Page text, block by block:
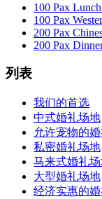
100 Pax
100 Pax
200 Pax
200 Pax
列表
我们的首选
中式婚礼场地
允许宠物的
私密婚礼场地
马来式婚礼
大型婚礼场地
经济实惠的